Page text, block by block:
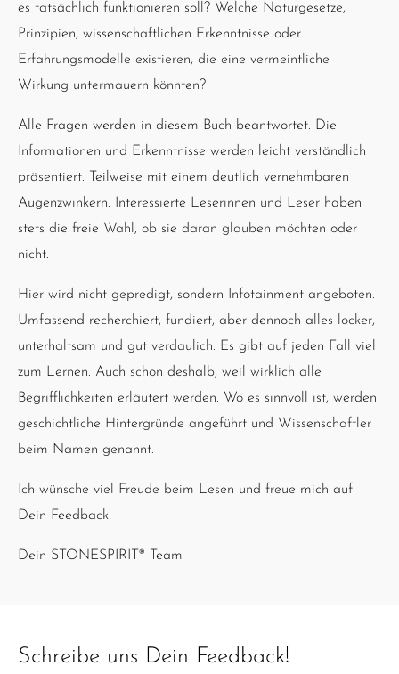
es tatsächlich funktionieren soll? Welche Naturgesetze,
Prinzipien, wissenschaftlichen Erkenntnisse oder
Erfahrungsmodelle existieren, die eine vermeintliche
Wirkung untermauern könnten?
Alle Fragen werden in diesem Buch beantwortet. Die
Informationen und Erkenntnisse werden leicht verständlich
präsentiert. Teilweise mit einem deutlich vernehmbaren
Augenzwinkern. Interessierte Leserinnen und Leser haben
stets die freie Wahl, ob sie daran glauben möchten oder
nicht.
Hier wird nicht gepredigt, sondern Infotainment angeboten.
Umfassend recherchiert, fundiert, aber dennoch alles locker,
unterhaltsam und gut verdaulich. Es gibt auf jeden Fall viel
zum Lernen. Auch schon deshalb, weil wirklich alle
Begrifflichkeiten erläutert werden. Wo es sinnvoll ist, werden
geschichtliche Hintergründe angeführt und Wissenschaftler
beim Namen genannt.
Ich wünsche viel Freude beim Lesen und freue mich auf
Dein Feedback!
Dein STONESPIRIT® Team
Schreibe uns Dein Feedback!